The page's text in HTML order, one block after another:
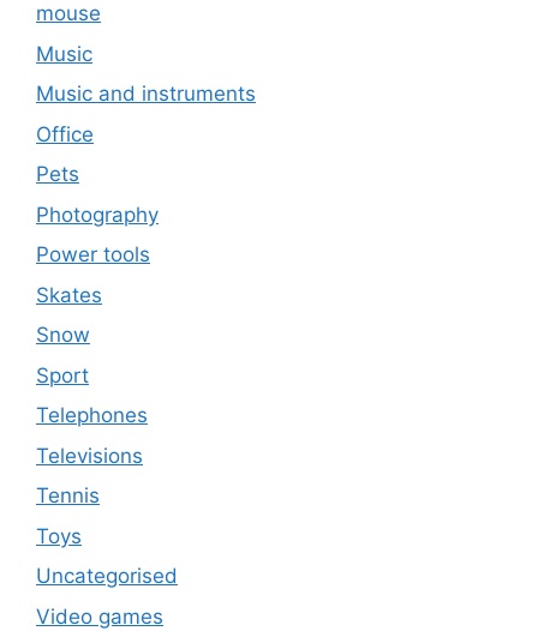
mouse
Music
Music and instruments
Office
Pets
Photography
Power tools
Skates
Snow
Sport
Telephones
Televisions
Tennis
Toys
Uncategorised
Video games